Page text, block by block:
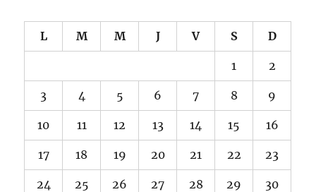
L M M J V S D
1 2
3 4 5 6 7 8 9
10 11 12 13 14 15 16
17 18 19 20 21 22 23
24 25 26 27 28 29 30